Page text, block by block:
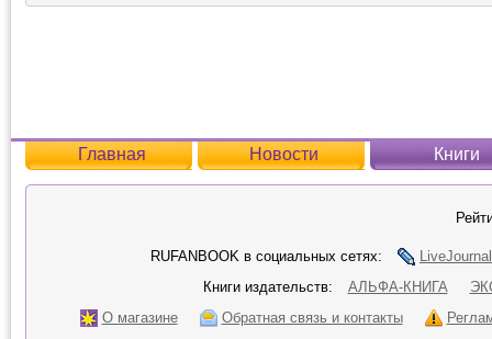
Главная Новости Книги
RUFANBOOK в социальных сетях:
LiveJournal
Книги издательств:
АЛЬФА-КНИГА
О магазине
Обратная связь и контакты